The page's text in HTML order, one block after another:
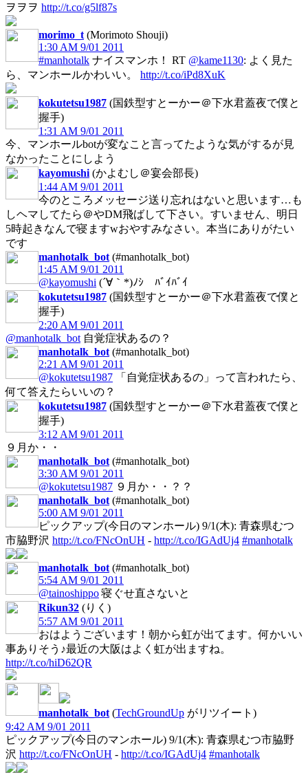
ヲヲヲ http://t.co/g5lf87s
morimo_t (Morimoto Shouji)
1:30 AM 9/01 2011
#manhotalk ナイスマンホ！ RT @kame1130: よく見た
ら、マンホールかわいい。 http://t.co/iPd8XuK
kokutetsu1987 (国鉄型すとーかー＠下水君蓋夜で僕と
握手)
1:31 AM 9/01 2011
今、マンホールbotが変なこと言ってたような気がするが見
なかったことにしよう
kayomushi (かよむし＠宴会部長)
1:44 AM 9/01 2011
今のところメッセージ送り忘れはないと思います…も
しヘマしてたら＠やDM飛ばして下さい。すいません、明日
5時起きなんで寝ますwおやすみなさい。本当にありがたい
です
manhotalk_bot (#manhotalk_bot)
1:45 AM 9/01 2011
@kayomushi (´∀｀*)ﾉｼ ﾊﾞｲﾊﾞｲ
kokutetsu1987 (国鉄型すとーかー＠下水君蓋夜で僕と
握手)
2:20 AM 9/01 2011
@manhotalk_bot 自覚症状あるの？
manhotalk_bot (#manhotalk_bot)
2:21 AM 9/01 2011
@kokutetsu1987 「自覚症状あるの」って言われたら、
何て答えたらいいの？
kokutetsu1987 (国鉄型すとーかー＠下水君蓋夜で僕と
握手)
3:12 AM 9/01 2011
９月か・・
manhotalk_bot (#manhotalk_bot)
3:30 AM 9/01 2011
@kokutetsu1987 ９月か・・？？
manhotalk_bot (#manhotalk_bot)
5:00 AM 9/01 2011
ピックアップ(今日のマンホール) 9/1(木): 青森県むつ
市脇野沢 http://t.co/FNcOnUH - http://t.co/IGAdUj4 #manhotalk
manhotalk_bot (#manhotalk_bot)
5:54 AM 9/01 2011
@tainoshippo寝ぐせ直さないと
Rikun32 (りく)
5:57 AM 9/01 2011
おはようございます！朝から虹が出てます。何かいい
事ありそう♪最近の大阪はよく虹が出ますね。
http://t.co/hiD62QR
manhotalk_bot (TechGroundUp がリツイート)
9:42 AM 9/01 2011
ピックアップ(今日のマンホール) 9/1(木): 青森県むつ市脇野
沢 http://t.co/FNcOnUH - http://t.co/IGAdUj4 #manhotalk